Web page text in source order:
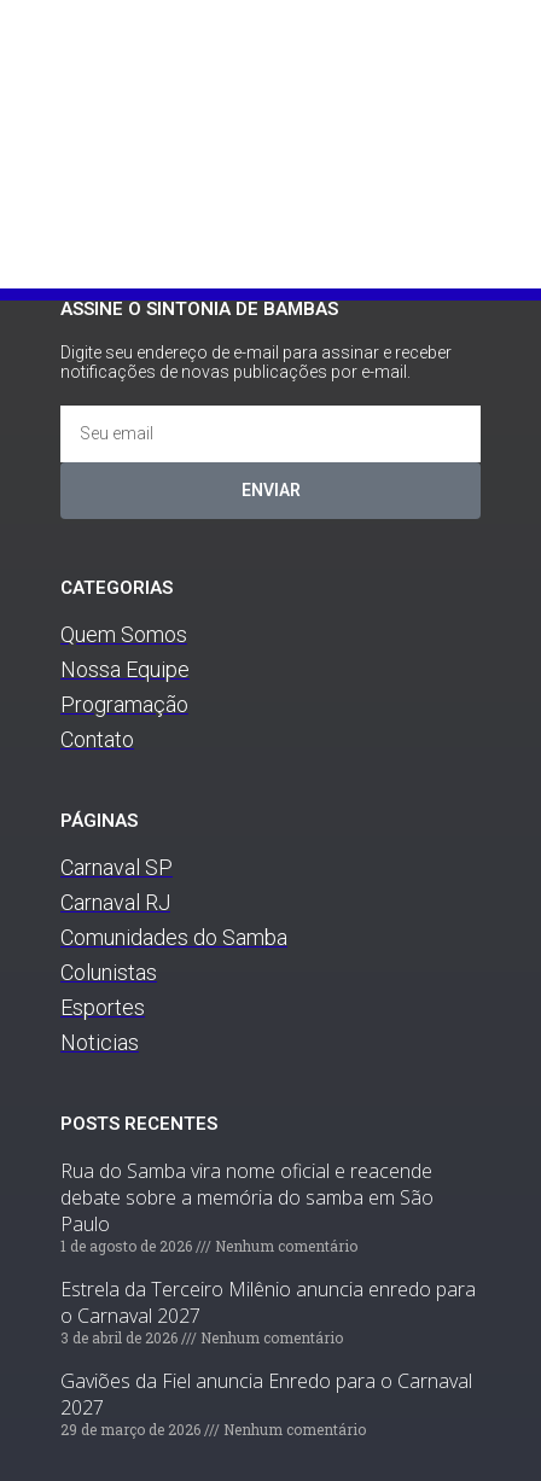
ASSINE O SINTONIA DE BAMBAS
Digite seu endereço de e-mail para assinar e receber
notificações de novas publicações por e-mail.
ENVIAR
CATEGORIAS
Quem Somos
Nossa Equipe
Programação
Contato
PÁGINAS
Carnaval SP
Carnaval RJ
Comunidades do Samba
Colunistas
Esportes
Noticias
POSTS RECENTES
Rua do Samba vira nome oficial e reacende
debate sobre a memória do samba em São
Paulo
1 de agosto de 2026 Nenhum comentário
Estrela da Terceiro Milênio anuncia enredo para
o Carnaval 2027
3 de abril de 2026 Nenhum comentário
Gaviões da Fiel anuncia Enredo para o Carnaval
2027
29 de março de 2026 Nenhum comentário